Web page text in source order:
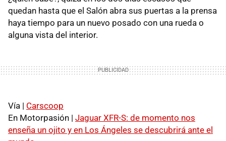
quedan hasta que el Salón abra sus puertas a la prensa
haya tiempo para un nuevo posado con una rueda o
alguna vista del interior.
Vía | Carscoop
En Motorpasión | Jaguar XFR-S: de momento nos
enseña un ojito y en Los Ángeles se descubrirá ante el